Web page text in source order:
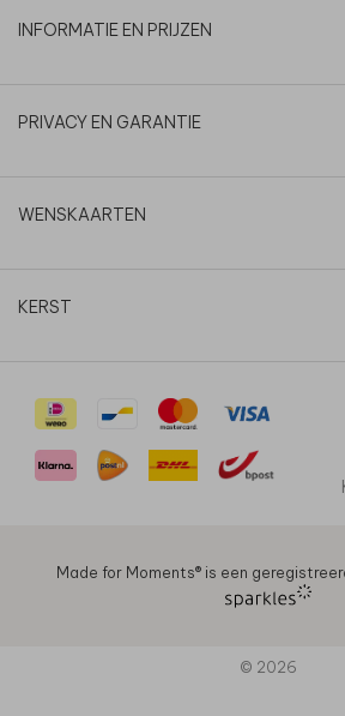
INFORMATIE EN PRIJZEN
PRIVACY EN GARANTIE
WENSKAARTEN
KERST
Made for Moments®️ is een
© 2026